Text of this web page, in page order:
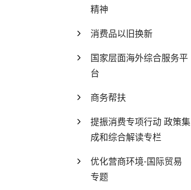
精神
消费品以旧换新
国家层面海外综合服务平
台
商务帮扶
提振消费专项行动 政策集
成和综合解读专栏
优化营商环境-国际贸易
专题